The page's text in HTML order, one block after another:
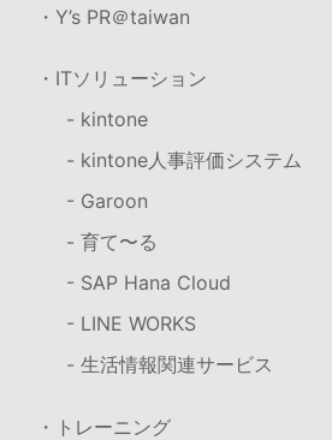
・Y’s PR＠taiwan
・ITソリューション
- kintone
- kintone人事評価システム
- Garoon
- 育て〜る
- SAP Hana Cloud
- LINE WORKS
- 生活情報関連サービス
・トレーニング